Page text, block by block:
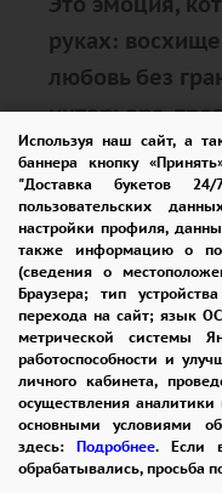
Используя наш сайт, а
баннера кнопку
"Доставка букетов
пользовательских
настройки профиля,
также информацию о
(сведения о
Браузера; тип
перехода на сайт; язык
метрической системы
работоспособности и
личного кабинета,
осуществления
основными условиями
здесь: Подробнее. Если
обрабатывались, просьба
руках:
любовь без
интерьера,
акцентом или
котором будут
Закажите
пусть каждый
как важно
вашу жизнь
не требует